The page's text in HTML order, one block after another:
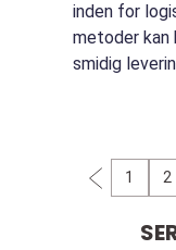
inden for
metoder
smidig
1 2